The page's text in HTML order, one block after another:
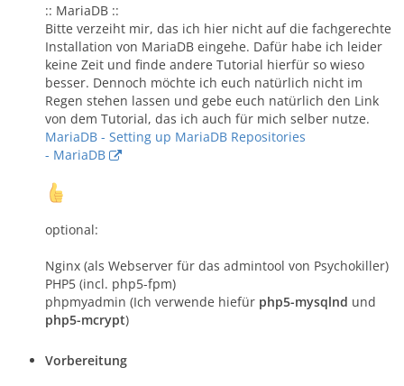
:: MariaDB ::
Bitte verzeiht mir, das ich hier nicht auf die fachgerechte
Installation von MariaDB eingehe. Dafür habe ich leider
keine Zeit und finde andere Tutorial hierfür so wieso
besser. Dennoch möchte ich euch natürlich nicht im
Regen stehen lassen und gebe euch natürlich den Link
von dem Tutorial, das ich auch für mich selber nutze.
MariaDB - Setting up MariaDB Repositories
- MariaDB
optional:
Nginx (als Webserver für das admintool von Psychokiller)
PHP5 (incl. php5-fpm)
phpmyadmin (Ich verwende hiefür php5-mysqlnd und
php5-mcrypt)
Vorbereitung